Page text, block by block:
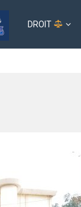
DROIT